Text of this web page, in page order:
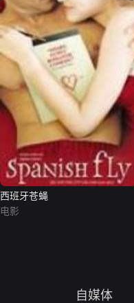
西班牙苍蝇
电影
自媒体